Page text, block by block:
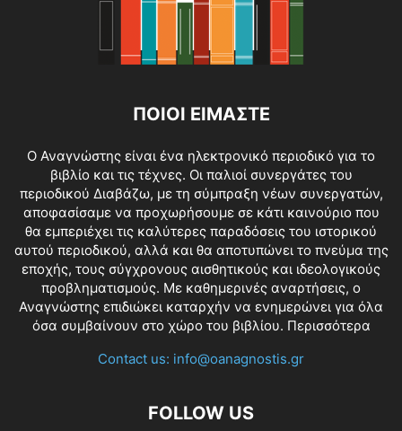
ΠΟΙΟΙ ΕΙΜΑΣΤΕ
O Αναγνώστης είναι ένα ηλεκτρονικό περιοδικό για το
βιβλίο και τις τέχνες. Οι παλιοί συνεργάτες του
περιοδικού Διαβάζω, με τη σύμπραξη νέων συνεργατών,
αποφασίσαμε να προχωρήσουμε σε κάτι καινούριο που
θα εμπεριέχει τις καλύτερες παραδόσεις του ιστορικού
αυτού περιοδικού, αλλά και θα αποτυπώνει το πνεύμα της
εποχής, τους σύγχρονους αισθητικούς και ιδεολογικούς
προβληματισμούς. Με καθημερινές αναρτήσεις, ο
Αναγνώστης επιδιώκει καταρχήν να ενημερώνει για όλα
όσα συμβαίνουν στο χώρο του βιβλίου. Περισσότερα
Contact us: info@oanagnostis.gr
FOLLOW US